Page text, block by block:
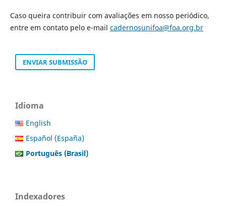
Caso queira contribuir com avaliações em nosso periódico,
entre em contato pelo e-mail cadernosunifoa@foa.org.br
ENVIAR SUBMISSÃO
Idioma
English
Español (España)
Português (Brasil)
Indexadores